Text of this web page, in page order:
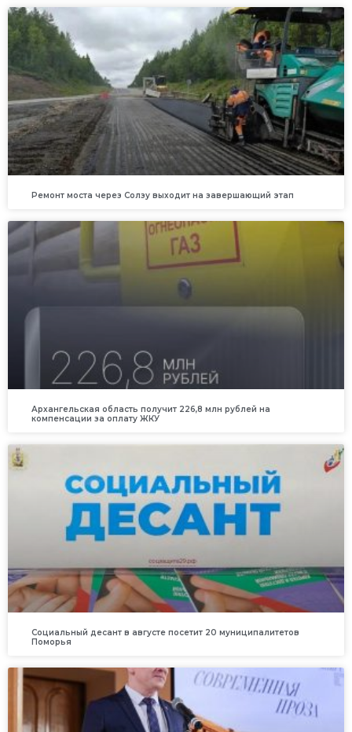
Ремонт моста через Солзу выходит на завершающий этап
Архангельская область получит 226,8 млн рублей на
компенсации за оплату ЖКУ
Социальный десант в августе посетит 20 муниципалитетов
Поморья